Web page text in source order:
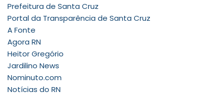
Prefeitura de Santa Cruz
Portal da Transparência de Santa Cruz
A Fonte
Agora RN
Heitor Gregório
Jardilino News
Nominuto.com
Notícias do RN